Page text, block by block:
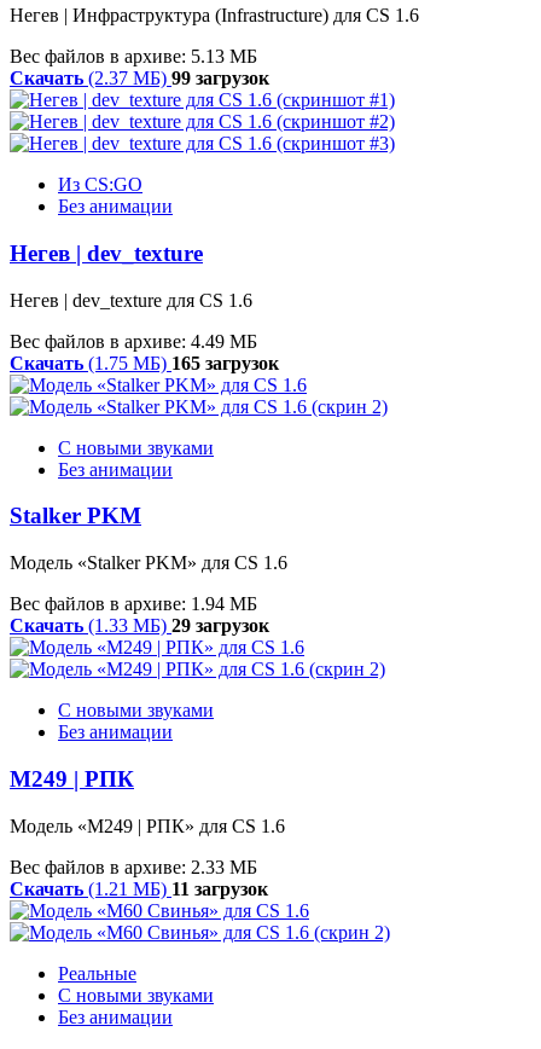
Негев | Инфраструктура (Infrastructure) для CS 1.6
Вес файлов в архиве: 5.13 МБ
Скачать (2.37 МБ) 99 загрузок
Из CS:GO
Без анимации
Негев | dev_texture
Негев | dev_texture для CS 1.6
Вес файлов в архиве: 4.49 МБ
Скачать (1.75 МБ) 165 загрузок
С новыми звуками
Без анимации
Stalker PKM
Модель «Stalker PKM» для CS 1.6
Вес файлов в архиве: 1.94 МБ
Скачать (1.33 МБ) 29 загрузок
С новыми звуками
Без анимации
M249 | РПК
Модель «M249 | РПК» для CS 1.6
Вес файлов в архиве: 2.33 МБ
Скачать (1.21 МБ) 11 загрузок
Реальные
С новыми звуками
Без анимации